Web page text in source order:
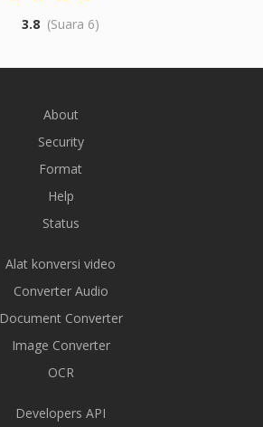
3.8 (Suara 6)
About
Security
Format
Help
Status
Alat konversi video
Converter Audio
Document Converter
Image Converter
OCR
Developers API